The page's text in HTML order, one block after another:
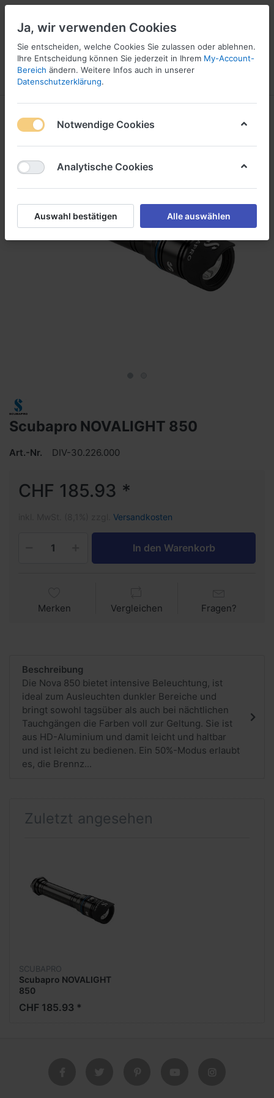
Menü Anmelden
16
Scubapro NOVALIGHT 850
Art.-Nr. DIV-30.226.000
CHF 185.93 *
Versandkosten
In den Warenkorb
Merken Vergleichen Fragen?
Beschreibung
Die Nova 850 bietet intensive Beleuchtung, ist
ideal zum Ausleuchten dunkler Bereiche und
bringt sowohl tagsüber als auch bei nächtlichen
Tauchgängen die Farben voll zur Geltung. Sie ist
aus HD-Aluminium und damit leicht und haltbar
und ist leicht zu bedienen. Ein 50%-Modus erlaubt
es, die Brennz...
Zuletzt angesehen
SCUBAPRO
Scubapro NOVALIGHT
850
CHF 185.93 *
Ja, wir verwenden Cookies
Sie entscheiden, welche Cookies Sie zulassen oder ablehnen.
Ihre Entscheidung können Sie jederzeit in Ihrem My-Account-
Bereich ändern. Weitere Infos auch in unserer
Datenschutzerklärung.
Notwendige Cookies
Analytische Cookies
Auswahl bestätigen Alle auswählen